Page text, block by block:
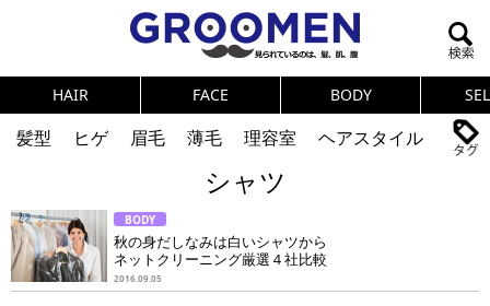
HAIR FACE BODY
髪型 ヒゲ 眉毛 薄毛 理容室
ヘアスタイル
ニオイ
連載
メンズコスメ
NEWS PICK UP 筋肉
テストステロン
シャツ
BODY
秋の身だしなみは白いシャツから
ネットクリーニング厳選４社比較
2016.09.05